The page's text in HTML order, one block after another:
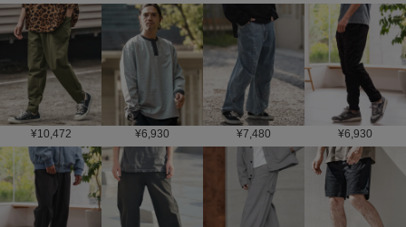
¥10,472 ¥6,930 ¥7,480 ¥6,930